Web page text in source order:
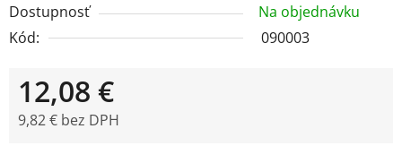
Dostupnosť
Na objednávku
Kód:
090003
12,08 €
9,82 € bez DPH